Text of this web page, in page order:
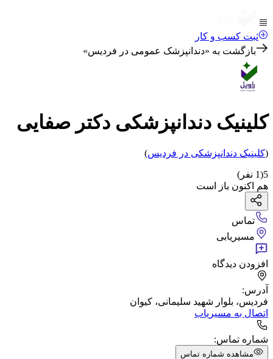
ثبت کسب و کار
بازگشت به «دندانپزشک عمومی در فردیس»
کلینیک دندانپزشکی دکتر صفایی
(کلینیک دندانپزشکی در فردیس)
5
(
1 نفر)
هم اکنون باز است
تماس
مسیریابی
افزودن دیدگاه
آدرس:
فردیس، بلوار شهید سلیمانی، کیوان
اتصال به مسیریاب
شماره تماس:
مشاهده شماره تماس